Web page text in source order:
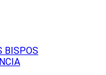
BISPOS